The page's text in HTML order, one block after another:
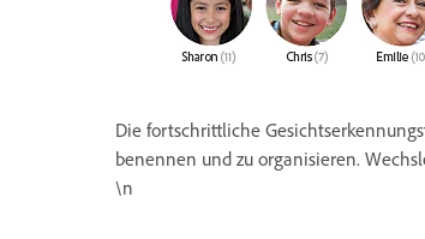
Die fortschrittliche
benennen und zu organisieren.
\n